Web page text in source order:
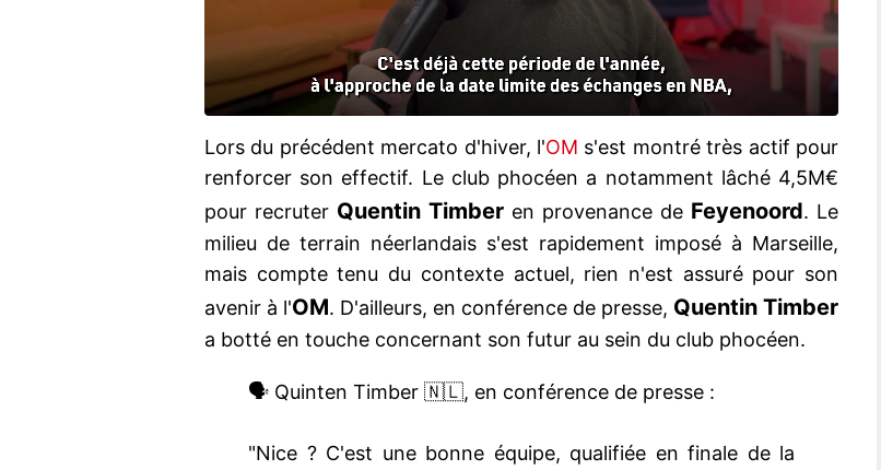
Lors du précédent mercato d'hiver, l'OM s'est montré très actif pour
renforcer son effectif. Le club phocéen a notamment lâché 4,5M€
pour recruter Quentin Timber en provenance de Feyenoord. Le
milieu de terrain néerlandais s'est rapidement imposé à Marseille,
mais compte tenu du contexte actuel, rien n'est assuré pour son
avenir à l'OM. D'ailleurs, en conférence de presse, Quentin Timber
a botté en touche concernant son futur au sein du club phocéen.
🗣️ Quinten Timber 🇳🇱, en conférence de presse :
"Nice ? C'est une bonne équipe, qualifiée en finale de la